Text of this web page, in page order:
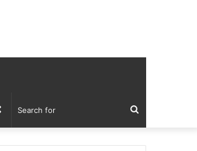
Search
for
Random
Article